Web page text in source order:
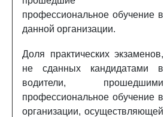
профессиональное обучение в
данной организации.
Доля практических экзаменов,
не сданных кандидатами в
водители, прошедшими
профессиональное обучение в
организации, осуществляющей